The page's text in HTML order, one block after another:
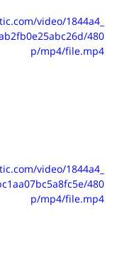
video/1844a4_
480
p/mp4/file.mp4
video/1844a4_
480
p/mp4/file.mp4